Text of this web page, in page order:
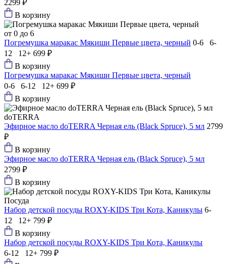
2299 ₽
В корзину
от 0 до 6
Погремушка маракас Мякиши Первые цвета, черный 0-6 6-
12 12+ 699 ₽
В корзину
Погремушка маракас Мякиши Первые цвета, черный
0-6 6-12 12+ 699 ₽
В корзину
doTERRA
Эфирное масло doTERRA Черная ель (Black Spruce), 5 мл 2799
₽
В корзину
Эфирное масло doTERRA Черная ель (Black Spruce), 5 мл
2799 ₽
В корзину
Посуда
Набор детской посуды ROXY-KIDS Три Кота, Каникулы 6-
12 12+ 799 ₽
В корзину
Набор детской посуды ROXY-KIDS Три Кота, Каникулы
6-12 12+ 799 ₽